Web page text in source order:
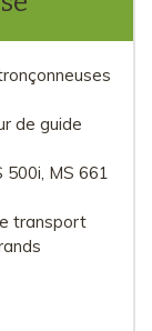
de guide
500i, MS 661
transport